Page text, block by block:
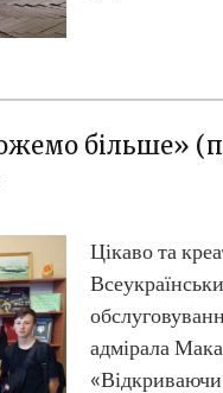
більше»
Цікаво та
адмірала